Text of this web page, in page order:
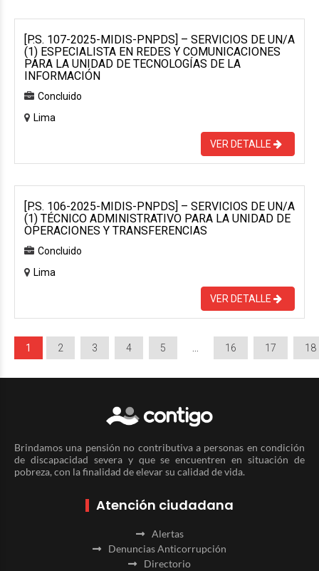
[P.S. 107-2025-MIDIS-PNPDS] – SERVICIOS DE UN/A
(1) ESPECIALISTA EN REDES Y COMUNICACIONES
PARA LA UNIDAD DE TECNOLOGÍAS DE LA
INFORMACIÓN
Concluido
Lima
VER DETALLE
[P.S. 106-2025-MIDIS-PNPDS] – SERVICIOS DE UN/A
(1) TÉCNICO ADMINISTRATIVO PARA LA UNIDAD DE
OPERACIONES Y TRANSFERENCIAS
Concluido
Lima
VER DETALLE
1 2 3 4 5 16 17 18
Brindamos una pensión no contributiva a personas en condición
de discapacidad severa y que se encuentren en situación de
pobreza, con la finalidad de elevar su calidad de vida.
Atención ciudadana
Alertas
Denuncias Anticorrupción
Directorio